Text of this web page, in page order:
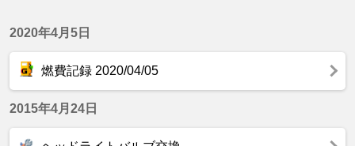
2020年4月5日
燃費記録 2020/04/05
2015年4月24日